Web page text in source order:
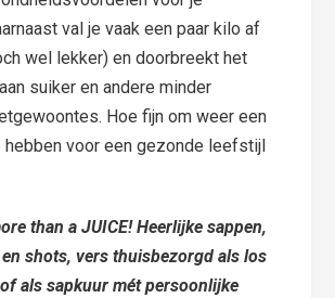
val je vaak een paar kilo af
wel lekker) en doorbreekt het
suiker en andere minder
Hoe fijn om weer een
voor een gezonde leefstijl
than a JUICE! Heerlijke sappen,
shots, vers thuisbezorgd als los
als sapkuur mét persoonlijke